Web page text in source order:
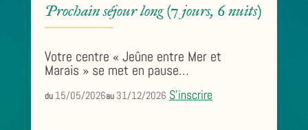
Prochain séjour long (7 jours, 6 nuits)
Votre centre « Jeûne entre Mer et
Marais » se met en pause…
du 15/05/2026au 31/12/2026 S’inscrire